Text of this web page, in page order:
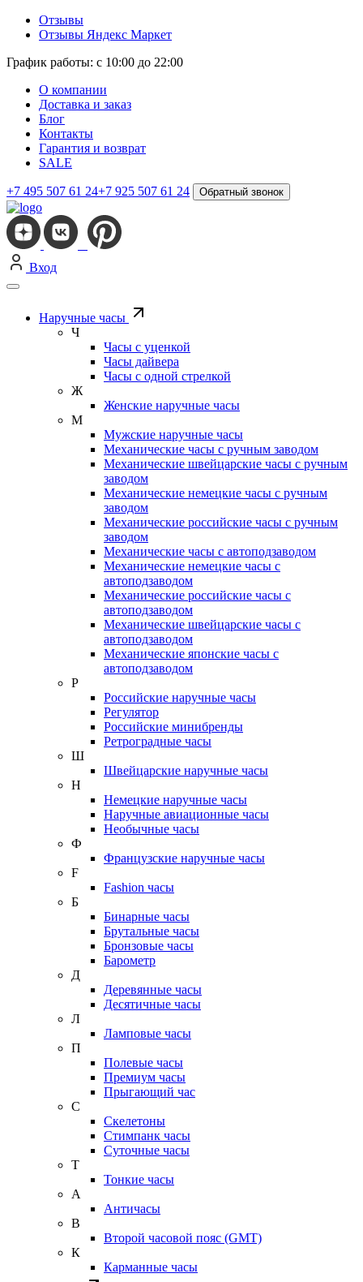
Отзывы
Отзывы Яндекс Маркет
График работы: с 10:00 до 22:00
О компании
Доставка и заказ
Блог
Контакты
Гарантия и возврат
SALE
+7 495 507 61 24+7 925 507 61 24 Обратный звонок
Вход
Наручные часы
Ч
Часы с уценкой
Часы дайвера
Часы с одной стрелкой
Ж
Женские наручные часы
М
Мужские наручные часы
Механические часы с ручным заводом
Механические швейцарские часы с ручным
заводом
Механические немецкие часы с ручным
заводом
Механические российские часы с ручным
заводом
Механические часы с автоподзаводом
Механические немецкие часы с
автоподзаводом
Механические российские часы с
автоподзаводом
Механические швейцарские часы с
автоподзаводом
Механические японские часы с
автоподзаводом
Р
Российские наручные часы
Регулятор
Российские минибренды
Ретроградные часы
Ш
Швейцарские наручные часы
Н
Немецкие наручные часы
Наручные авиационные часы
Необычные часы
Ф
Французские наручные часы
F
Fashion часы
Б
Бинарные часы
Брутальные часы
Бронзовые часы
Барометр
Д
Деревянные часы
Десятичные часы
Л
Ламповые часы
П
Полевые часы
Премиум часы
Прыгающий час
С
Скелетоны
Стимпанк часы
Суточные часы
Т
Тонкие часы
А
Античасы
В
Второй часовой пояс (GMT)
К
Карманные часы